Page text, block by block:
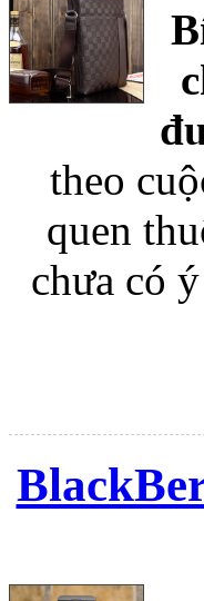
theo
quen
chưa có